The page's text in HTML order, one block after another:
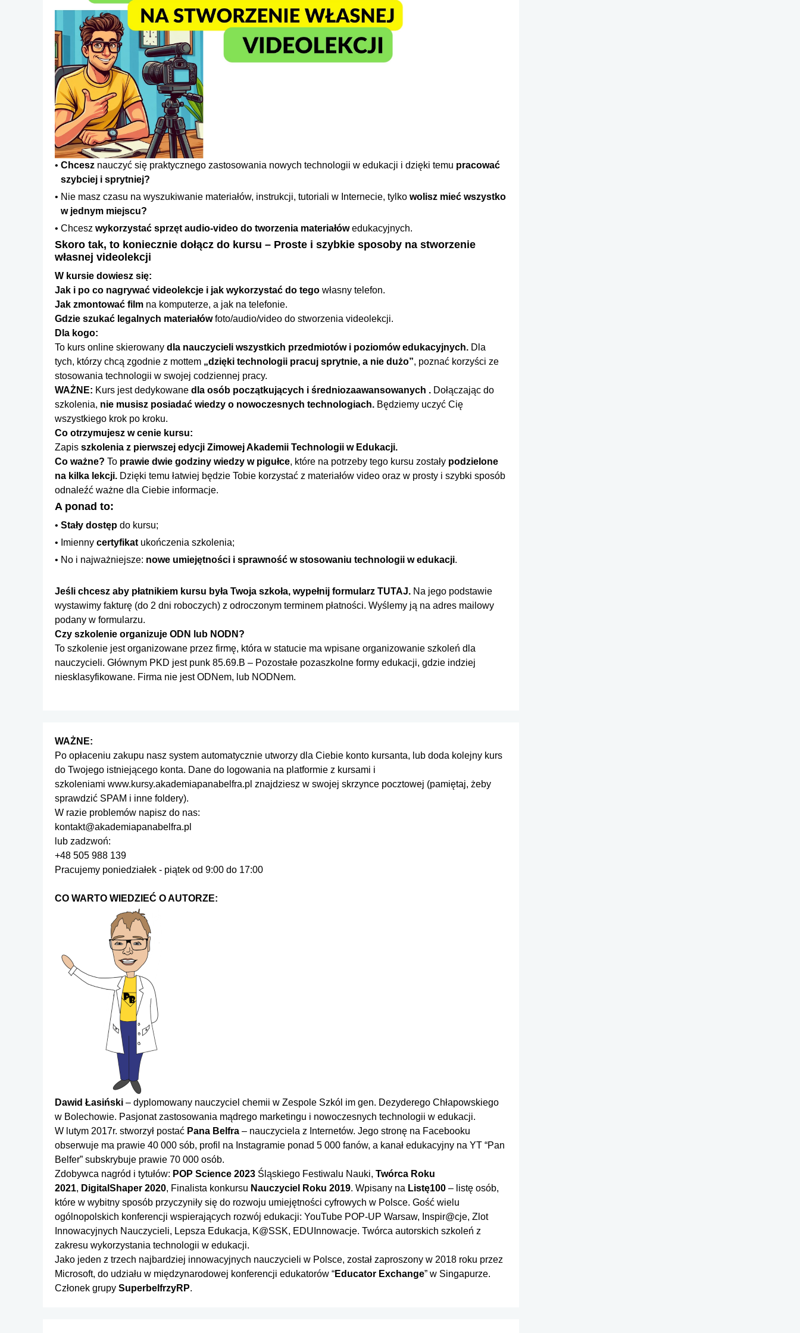
Chcesz nauczyć się praktycznego zastosowania nowych technologii w edukacji i dzięki temu pracować
szybciej i sprytniej?
Nie masz czasu na wyszukiwanie materiałów, instrukcji, tutoriali w Internecie, tylko wolisz mieć wszystko
w jednym miejscu?
Chcesz wykorzystać sprzęt audio-video do tworzenia materiałówedukacyjnych.
Skoro tak, to koniecznie dołącz do kursu – Proste i szybkie sposoby na stworzenie
własnej videolekcji
W kursie dowiesz się:
Jak i po co nagrywać videolekcje i jak wykorzystać do tego własny telefon.
Jak zmontować film na komputerze, a jak na telefonie.
Gdzie szukać legalnych materiałówfoto/audio/video do stworzenia videolekcji.
Dla kogo:
To kurs online skierowany dla nauczycieli wszystkich przedmiotów i poziomów edukacyjnych. Dla
tych, którzy chcą zgodnie z mottem „dzięki technologii pracuj sprytnie, a nie dużo”, poznać korzyści ze
stosowania technologii w swojej codziennej pracy.
WAŻNE: Kurs jest dedykowane dla osób początkujących i średniozaawansowanych . Dołączając do
szkolenia, nie musisz posiadać wiedzy o nowoczesnych technologiach. Będziemy uczyć Cię
wszystkiego krok po kroku.
Co otrzymujesz w cenie kursu:
Zapis szkolenia z pierwszej edycji Zimowej Akademii Technologii w Edukacji.
Co ważne? To prawie dwie godziny wiedzy w pigułce, które na potrzeby tego kursu zostały podzielone
na kilka lekcji. Dzięki temu łatwiej będzie Tobie korzystać z materiałów video oraz w prosty i szybki sposób
odnaleźć ważne dla Ciebie informacje.
A ponad to:
Stały dostęp do kursu;
Imienny certyfikat ukończenia szkolenia;
No i najważniejsze: nowe umiejętności i sprawność w stosowaniu technologii w edukacji.
Jeśli chcesz aby płatnikiem kursu była Twoja szkoła, wypełnij formularz TUTAJ. Na jego podstawie
wystawimy fakturę (do 2 dni roboczych) z odroczonym terminem płatności. Wyślemy ją na adres mailowy
podany w formularzu.
Czy szkolenie organizuje ODN lub NODN?
To szkolenie jest organizowane przez firmę, która w statucie ma wpisane organizowanie szkoleń dla
nauczycieli. Głównym PKD jest punk 85.69.B – Pozostałe pozaszkolne formy edukacji, gdzie indziej
niesklasyfikowane. Firma nie jest ODNem, lub NODNem.
WAŻNE:
Po opłaceniu zakupu nasz system automatycznie utworzy dla Ciebie konto kursanta, lub doda kolejny kurs
do Twojego istniejącego konta. Dane do logowania na platformie z kursami i
szkoleniami www.kursy.akademiapanabelfra.pl znajdziesz w swojej skrzynce pocztowej (pamiętaj, żeby
sprawdzić SPAM i inne foldery).
W razie problemów napisz do nas:
kontakt@akademiapanabelfra.pl
lub zadzwoń:
+48 505 988 139
Pracujemy poniedziałek - piątek od 9:00 do 17:00
CO WARTO WIEDZIEĆ O AUTORZE:
Dawid Łasiński – dyplomowany nauczyciel chemii w Zespole Szkól im gen. Dezyderego Chłapowskiego
w Bolechowie. Pasjonat zastosowania mądrego marketingu i nowoczesnych technologii w edukacji.
W lutym 2017r. stworzył postać Pana Belfra – nauczyciela z Internetów. Jego stronę na Facebooku
obserwuje ma prawie 40 000 sób, profil na Instagramie ponad 5 000 fanów, a kanał edukacyjny na YT “Pan
Belfer” subskrybuje prawie 70 000 osób.
Zdobywca nagród i tytułów: POP Science 2023 Śląskiego Festiwalu Nauki, Twórca Roku
2021, DigitalShaper 2020, Finalista konkursu Nauczyciel Roku 2019. Wpisany na Listę100 – listę osób,
które w wybitny sposób przyczyniły się do rozwoju umiejętności cyfrowych w Polsce. Gość wielu
ogólnopolskich konferencji wspierających rozwój edukacji: YouTube POP-UP Warsaw, Inspir@cje, Zlot
Innowacyjnych Nauczycieli, Lepsza Edukacja, K@SSK, EDUInnowacje. Twórca autorskich szkoleń z
zakresu wykorzystania technologii w edukacji.
Jako jeden z trzech najbardziej innowacyjnych nauczycieli w Polsce, został zaproszony w 2018 roku przez
Microsoft, do udziału w międzynarodowej konferencji edukatorów “Educator Exchange” w Singapurze.
Członek grupy SuperbelfrzyRP.